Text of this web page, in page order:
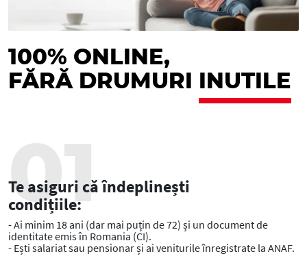
100% ONLINE,
FĂRĂ DRUMURI INUTILE
Te asiguri că îndeplinești
condițiile:
- Ai minim 18 ani (dar mai puțin de 72) și un document de
identitate emis în Romania (CI).
- Ești salariat sau pensionar și ai veniturile înregistrate la ANAF.